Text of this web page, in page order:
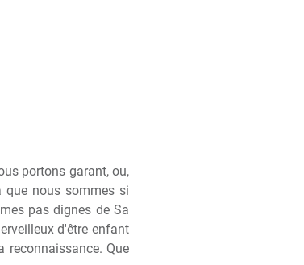
portons garant, ou,
que nous sommes si
pas dignes de Sa
d'être enfant
reconnaissance. Que